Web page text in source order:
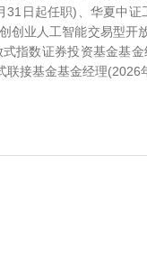
日起任职)、华夏中
创业人工智能交易型开
指数证券投资基金基
接基金基金经理(2026